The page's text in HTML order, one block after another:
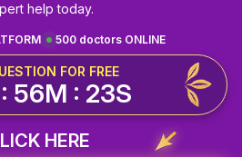
help today.
500 doctors ONLINE
FOR FREE
56M : 22S
HERE